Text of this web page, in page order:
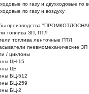
по газу и двухходовые по
по газу и воздуху
производства
топлива ЗП, ПТЛ
топлива ленточные ПТЛ
пневмомеханические ЗП
/ циклоны
ЦН-15
ЦБ
БЦ-512
БЦ-259
БЦ-2